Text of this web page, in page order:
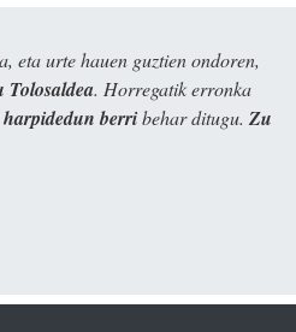
eta urte hauen guztien ondoren,
. Horregatik erronka
berribehar ditugu. Zu